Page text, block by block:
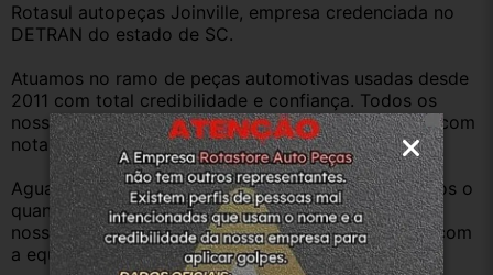
Rotasul autopeças Joinville, empresa credenciada no
DETRAN do estado de SC.
Atuamos no ramo de peças automotivas usadas desde
2011 com total credibilidade e confiança. Todos os
nossos veículos são baixados no Detran. Produtos com
nota fiscal e procedência.
Aguardamos sua pergunta ou compra e atenderemos o
quanto antes. Aceitamos retirada dos produtos em
nossa loja física também, basta entrar em contato com
a equipe Rotasul e tiramos suas dúvidas.